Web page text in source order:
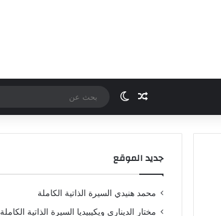
مقال عشوائي
الوضع المظلم
جديد الموقع
محمد هنيدي السيرة الذاتية الكاملة
مختار الديناري ويكيبيديا السيرة الذاتية الكاملة